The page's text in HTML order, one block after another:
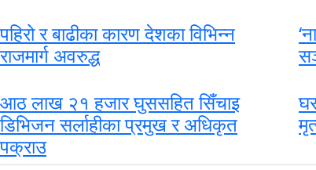
पहिरो र बाढीका कारण देशका विभिन्न
राजमार्ग अवरुद्ध
आठ लाख २१ हजार घुससहित सिँचाइ
डिभिजन सर्लाहीका प्रमुख र अधिकृत
पक्राउ